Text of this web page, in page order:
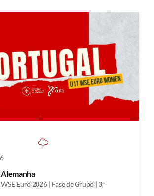
Alemanha
Euro 2026 | Fase de Grupo | 3ª